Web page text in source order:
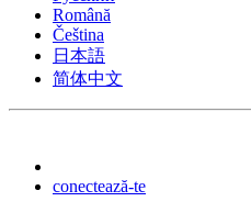
Română
Čeština
日本語
简体中文
conectează-te